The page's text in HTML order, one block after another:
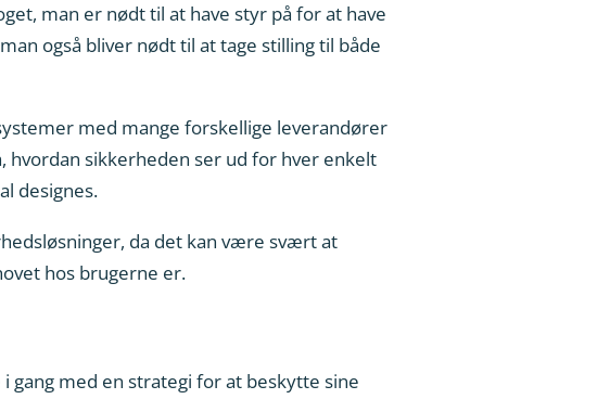
man er nødt til at have styr på for at have
også bliver nødt til at tage stilling til både
med mange forskellige leverandører
sikkerheden ser ud for hver enkelt
designes.
da det kan være svært at
hos brugerne er.
med en strategi for at beskytte sine